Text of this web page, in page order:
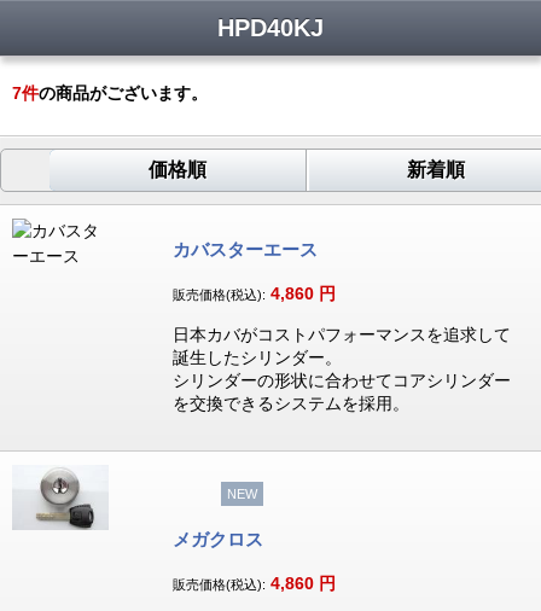
HPD40KJ
7件の商品がございます。
価格順 新着順
カバスターエース
販売価格(税込): 4,860 円
日本カバがコストパフォーマンスを追求して
誕生したシリンダー。
シリンダーの形状に合わせてコアシリンダー
を交換できるシステムを採用。
NEW
メガクロス
販売価格(税込): 4,860 円